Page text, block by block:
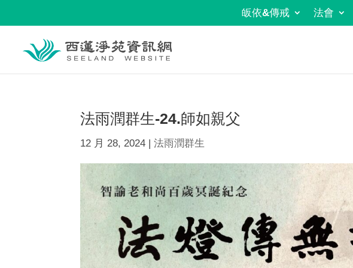
皈依&傳戒 法會
法雨潤群生-24.師如親父
12 月 28, 2024 |法雨潤群生